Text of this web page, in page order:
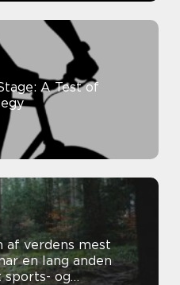
A Test of
af verdens mest
en lang anden
sports- og